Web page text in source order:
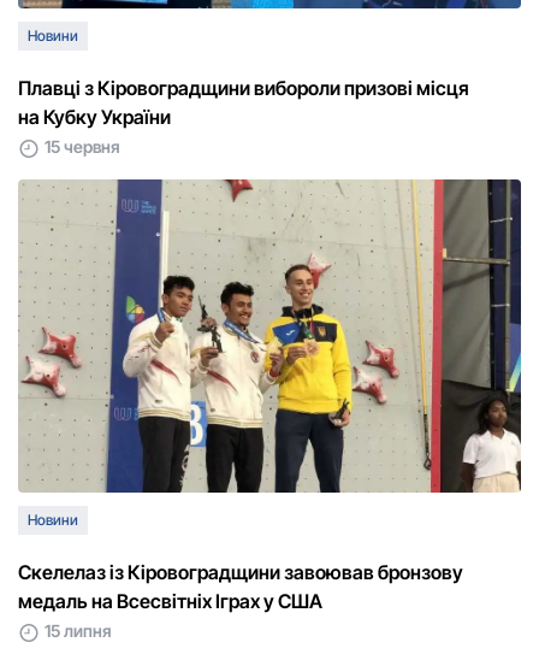
Новини
Плавці з Кіровоградщини вибороли призові місця
на Кубку України
15 червня
Новини
Скелелаз із Кіровоградщини завоював бронзову
медаль на Всесвітніх Іграх у США
15 липня